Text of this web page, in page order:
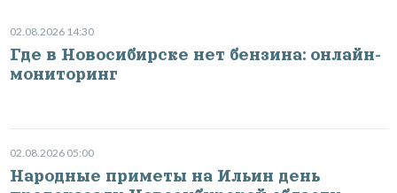
02.08.2026 14:30
Где в Новосибирске нет бензина: онлайн-
мониторинг
02.08.2026 05:00
Народные приметы на Ильин день